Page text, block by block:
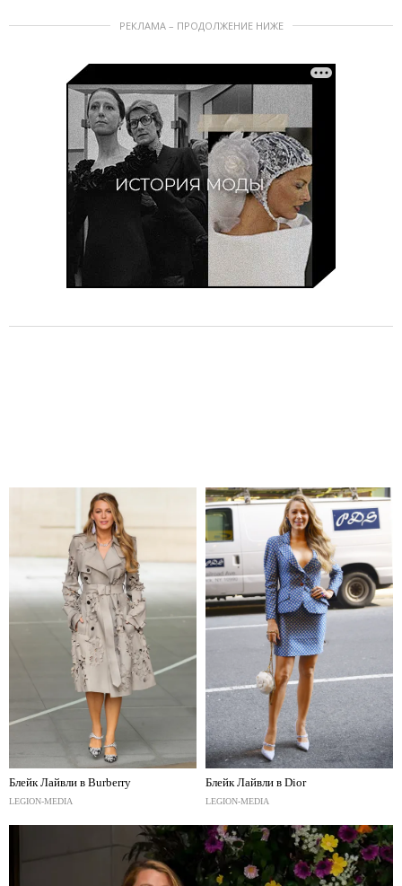
РЕКЛАМА – ПРОДОЛЖЕНИЕ НИЖЕ
Блейк Лайвли в Burberry
LEGION-MEDIA
Блейк Лайвли в Dior
LEGION-MEDIA